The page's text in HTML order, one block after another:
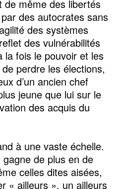
de même des libertés
des autocrates sans
des systèmes
des vulnérabilités
la fois le pouvoir et les
perdre les élections,
d’un ancien chef
jeune que lui sur le
des acquis du
à une vaste échelle.
de plus en de
celles dites aisées,
« ailleurs », un ailleurs